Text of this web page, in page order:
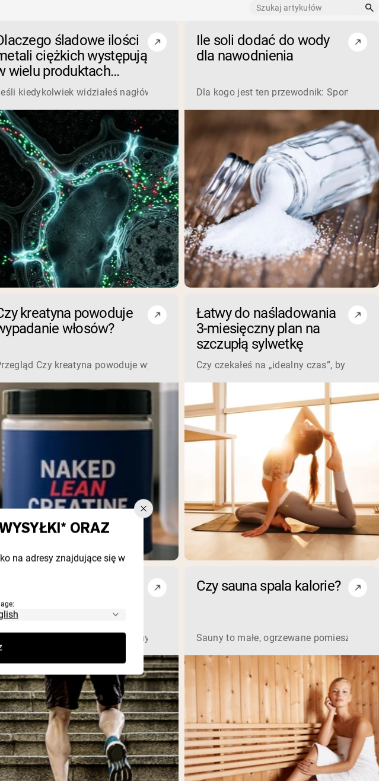
tę erę od Lil Wayne, T.I., Jeezy, Drake’a, Wiza Khalify i innych,
ołowiem w żywności powinno cię niepokoić, oto bezpośrednia
śladowe ilości
ciężkich występują
wielu produktach
(i co to dla
Ciebie oznacza)
kiedykolwiek widziałeś nagłówki o metalach ciężkich w produktach roślinnych,
Ile soli dodać do wody
dla nawodnienia
Dla kogo jest ten przewodnik:
kreatyna powoduje
włosów?
Czy kreatyna powoduje wypadanie włosów? Oto, co naprawdę mówi nauka
Łatwy do naśladowania
3-miesięczny plan na
szczupłą sylwetkę
Czy czekałeś na „idealny czas”, by
Czy słyszałeś kiedyś termin „skinny fat”? Chociaż te dwa słowa zazwyczaj
Czy sauna spala kalorie?
Sauny to małe, ogrzewane
ORAZ
na adresy znajdujące się w